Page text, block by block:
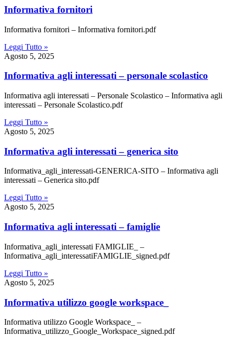
informativa fornitori
Informativa fornitori – Informativa fornitori.pdf
Leggi Tutto »
Agosto 5, 2025
informativa agli interessati – personale scolastico
Informativa agli interessati – Personale Scolastico – Informativa agli
interessati – Personale Scolastico.pdf
Leggi Tutto »
Agosto 5, 2025
informativa agli interessati – generica sito
Informativa_agli_interessati-GENERICA-SITO – Informativa agli
interessati – Generica sito.pdf
Leggi Tutto »
Agosto 5, 2025
informativa agli interessati – famiglie
Informativa_agli_interessati FAMIGLIE_ –
Informativa_agli_interessatiFAMIGLIE_signed.pdf
Leggi Tutto »
Agosto 5, 2025
informativa utilizzo google workspace_
Informativa utilizzo Google Workspace_ –
Informativa_utilizzo_Google_Workspace_signed.pdf